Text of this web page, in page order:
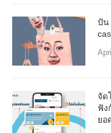
ปัน
จัด
ฟัง
ยอ